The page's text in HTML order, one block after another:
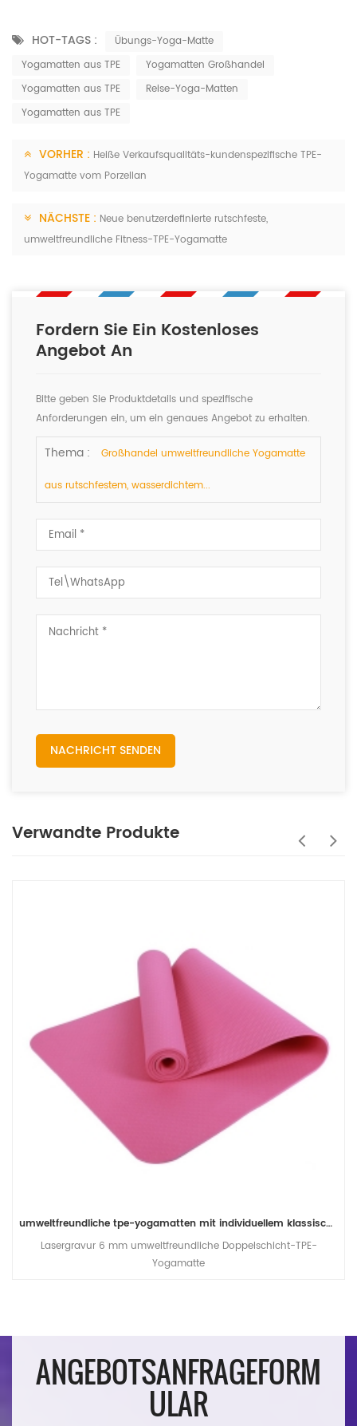
HOT-TAGS :
Übungs-Yoga-Matte
Yogamatten aus TPE
Yogamatten Großhandel
Yogamatten aus TPE
Reise-Yoga-Matten
Yogamatten aus TPE
VORHER : Heiße Verkaufsqualitäts-kundenspezifische TPE-
Yogamatte vom Porzellan
NÄCHSTE : Neue benutzerdefinierte rutschfeste,
umweltfreundliche Fitness-TPE-Yogamatte
Fordern Sie Ein Kostenloses
Angebot An
Bitte geben Sie Produktdetails und spezifische
Anforderungen ein, um ein genaues Angebot zu erhalten.
Wir werden Ihnen so schnell wie möglich antworten.
Thema : Großhandel umweltfreundliche Yogamatte
aus rutschfestem, wasserdichtem...
NACHRICHT SENDEN
Verwandte Produkte
umweltfreundliche tpe-yogamatten mit individuellem klassischem druck
Lasergravur 6 mm umweltfreundliche Doppelschicht-TPE-
Yogamatte
ANGEBOTSANFRAGEFORM
ULAR